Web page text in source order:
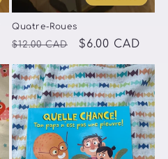
Quatre-Roues
Prix
$12.00 CAD
Prix
$6.00 CAD